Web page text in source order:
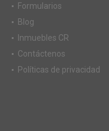
Formularios
Blog
Inmuebles CR
Contáctenos
Políticas de privacidad